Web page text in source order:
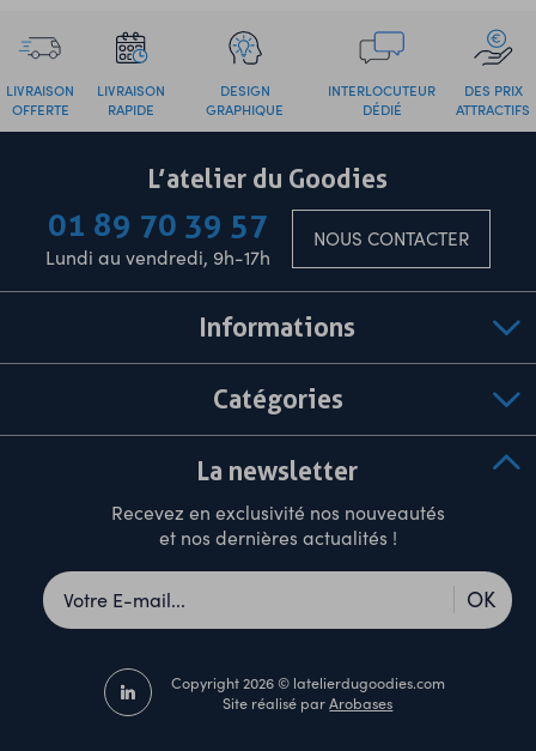
LIVRAISON
OFFERTE
LIVRAISON
RAPIDE
DESIGN
GRAPHIQUE
INTERLOCUTEUR
DÉDIÉ
DES PRIX
ATTRACTIFS
L’atelier du Goodies
01 89 70 39 57
Lundi au vendredi, 9h-17h
NOUS CONTACTER
Informations
Catégories
La newsletter
Recevez en exclusivité nos nouveautés
et nos dernières actualités !
OK
Copyright 2026 © latelierdugoodies.com
Site réalisé parArobases